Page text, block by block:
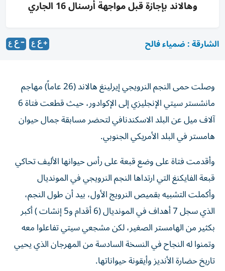
وهالاند بإجازة قبل مواجهة أرسنال 16 الجاري
الشارقة : ضمياء فالح
وصلت حمى النجم النرويجي إيرلينغ هالاند (26 عاماً) مهاجم
مانشستر سيتي الإنجليزي إلى الإكوادور، حيث قطعت فتاة 6
آلاف ميل عن البلد الاسكندنافي لتحضر مسابقة جمال حيوان
هامستر في البلد الأمريكي الجنوبي.
وأقدمت فتاة على وضع قبعة على رأس حيوانها الأليف تحاكي
قبعة الفايكنغ التي ارتداها النجم النرويجي في المونديال
وأكملت التشبيه بقميص النرويج الأول، بيد أن طول النجم،
الذي سجل 7 أهداف في المونديال (6 أقدام و5 إنشات ) أكبر
بكثير من الهامستر الصغير، لكن مشجعي سيتي تفاعلوا معه
وتمنوا له النجاح في النسخة السادسة من المهرجان الذي يحيي
تاريخ حضارة الأنديز وأيقونة حيواناتها.